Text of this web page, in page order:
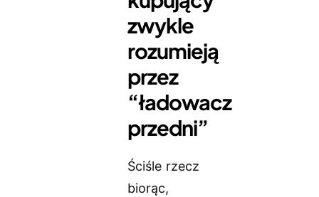
zwykle
rozumieją
przez
“ładowacz
przedni”
Ściśle rzecz
biorąc,